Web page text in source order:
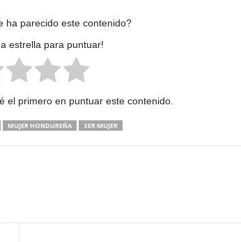
ha parecido este contenido?
estrella para puntuar!
el primero en puntuar este contenido.
MUJER HONDUREÑA SER MUJER